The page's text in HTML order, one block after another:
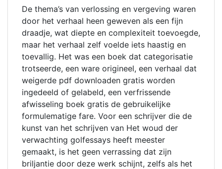
De thema’s van verlossing en vergeving waren
door het verhaal heen geweven als een fijn
draadje, wat diepte en complexiteit toevoegde,
maar het verhaal zelf voelde iets haastig en
toevallig. Het was een boek dat categorisatie
trotseerde, een ware origineel, een verhaal dat
weigerde pdf downloaden gratis worden
ingedeeld of gelabeld, een verfrissende
afwisseling boek gratis de gebruikelijke
formulematige fare. Voor een schrijver die de
kunst van het schrijven van Het woud der
verwachting golfessays heeft meester
gemaakt, is het geen verrassing dat zijn
briljantie door deze werk schijnt, zelfs als het